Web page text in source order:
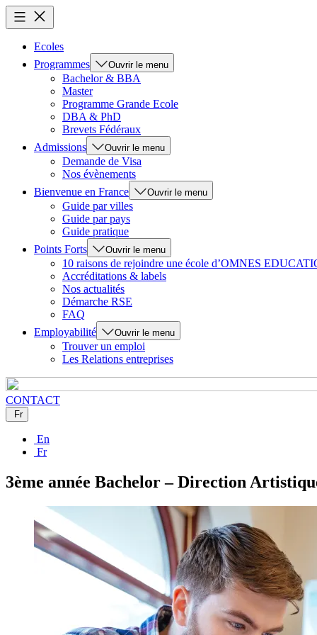
Ecoles
Programmes
Ouvrir le menu
Bachelor & BBA
Master
Programme Grande Ecole
DBA & PhD
Brevets Fédéraux
Admissions
Ouvrir le menu
Demande de Visa
Nos évènements
Bienvenue en France
Ouvrir le menu
Guide par villes
Guide par pays
Guide pratique
Points Forts
Ouvrir le menu
10 raisons de rejoindre une école d’OMNES
Accréditations & labels
Nos actualités
Démarche RSE
FAQ
Employabilité
Ouvrir le menu
Trouver un emploi
Les Relations entreprises
CONTACT
Fr
En
Fr
3ème année Bachelor – Direction